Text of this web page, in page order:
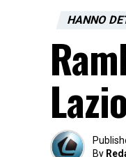
HANNO
By